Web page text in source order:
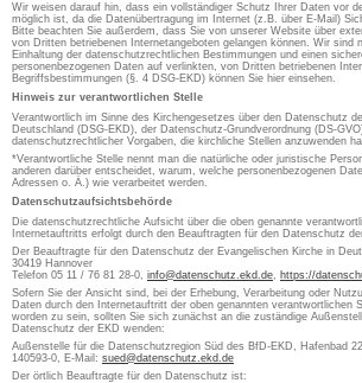
Wir weisen darauf hin, dass ein vollständiger Schutz Ihrer Daten vor
möglich ist, da die Datenübertragung im Internet (z.B. über E-Mail)
Bitte beachten Sie außerdem, dass Sie von unserer Website über
von Dritten betriebenen Internetangeboten gelangen können. Wir sind
Einhaltung der datenschutzrechtlichen Bestimmungen und einen
personenbezogenen Daten auf verlinkten, von Dritten betriebenen
Begriffsbestimmungen (§. 4 DSG-EKD) können Sie hier einsehen.
Hinweis zur verantwortlichen Stelle
Verantwortlich im Sinne des Kirchengesetzes über den Datenschutz
Deutschland (DSG-EKD), der Datenschutz-Grundverordnung (DS-
datenschutzrechtlicher Vorgaben, die kirchliche Stellen anzuwenden
*Verantwortliche Stelle nennt man die natürliche oder juristische
anderen darüber entscheidet, warum, welche personenbezogenen
Adressen o. Ä.) wie verarbeitet werden.
Datenschutzaufsichtsbehörde
Die datenschutzrechtliche Aufsicht über die oben genannte
Internetauftritts erfolgt durch den Beauftragten für den Datenschutz
Der Beauftragte für den Datenschutz der Evangelischen Kirche in
30419 Hannover
Telefon 05 11 / 76 81 28-0, info@datenschutz.ekd.de, https://
Sofern Sie der Ansicht sind, bei der Erhebung, Verarbeitung oder
Daten durch den Internetauftritt der oben genannten verantwortlichen
worden zu sein, sollten Sie sich zunächst an die zuständige
Datenschutz der EKD wenden:
Außenstelle für die Datenschutzregion Süd des BfD-EKD, Hafenbad
140593-0, E-Mail: sued@datenschutz.ekd.de
Der örtlich Beauftragte für den Datenschutz ist: